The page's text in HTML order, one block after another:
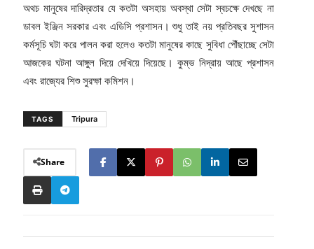
অথচ মানুষের দারিদ্রতার যে কতটা অসহায় অবস্থা সেটা স্বচক্ষে দেখছে না
ডাবল ইঞ্জিন সরকার এবং এডিসি প্রশাসন। শুধু তাই নয় প্রতিবছর সুশাসন
কর্মসূচি ঘটা করে পালন করা হলেও কতটা মানুষের কাছে সুবিধা পৌঁছাচ্ছে সেটা
আজকের ঘটনা আঙ্গুল দিয়ে দেখিয়ে দিয়েছে। কুম্ভ নিদ্রায় আছে প্রশাসন
এবং রাজ্যের শিশু সুরক্ষা কমিশন।
TAGS Tripura
Share